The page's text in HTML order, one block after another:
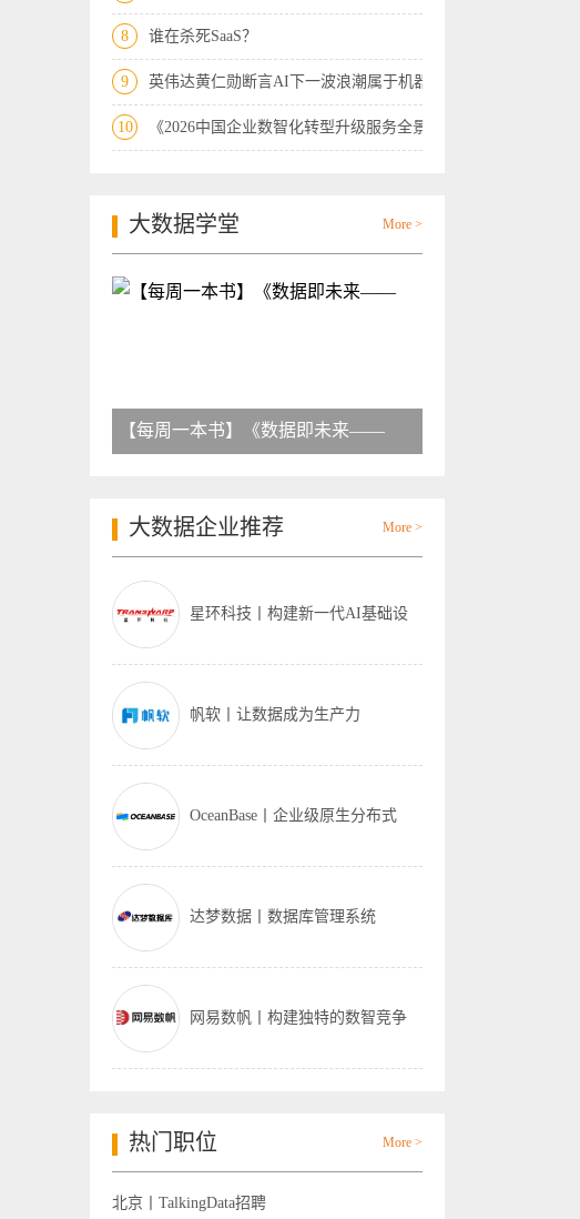
8 谁在杀死SaaS？
9 英伟达黄仁勋断言AI下一波浪潮属于机器人
10 《2026中国企业数智化转型升级服务全景图
大数据学堂 More >
【每周一本书】《数据即未来——
大数据企业推荐 More >
星环科技丨构建新一代AI基础设
帆软丨让数据成为生产力
OceanBase丨企业级原生分布式
达梦数据丨数据库管理系统
网易数帆丨构建独特的数智竞争
热门职位 More >
北京丨TalkingData招聘